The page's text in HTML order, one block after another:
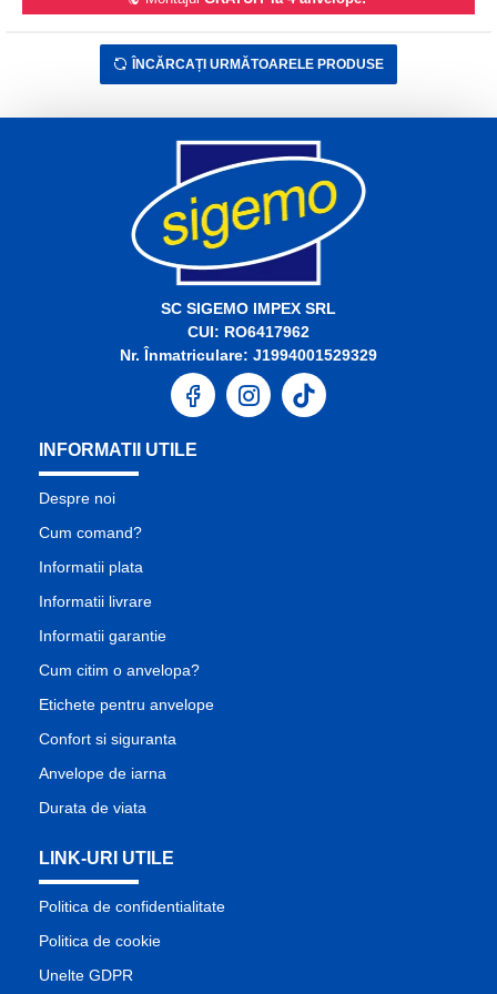
ÎNCĂRCAȚI URMĂTOARELE PRODUSE
SC SIGEMO IMPEX SRL
CUI: RO6417962
Nr. Înmatriculare: J1994001529329
INFORMATII UTILE
Despre noi
Cum comand?
Informatii plata
Informatii livrare
Informatii garantie
Cum citim o anvelopa?
Etichete pentru anvelope
Confort si siguranta
Anvelope de iarna
Durata de viata
LINK-URI UTILE
Politica de confidentialitate
Politica de cookie
Unelte GDPR